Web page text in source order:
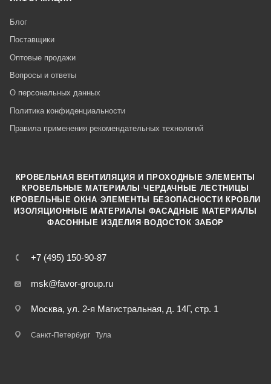
Блог
Поставщики
Оптовые продажи
Вопросы и ответы
О персональных данных
Политика конфиденциальности
Правила применения рекомендательных технологий
+7 (495) 150-90-87
msk@favor-group.ru
Москва, ул. 2-я Магистральная, д. 14Г, стр. 1
Санкт-Петербург Тула
КРОВЕЛЬНАЯ ВЕНТИЛЯЦИЯ И ПРОХОДНЫЕ ЭЛЕМЕНТЫ
КРОВЕЛЬНЫЕ МАТЕРИАЛЫ ·ЧЕРДАЧНЫЕ ЛЕСТНИЦЫ
КРОВЕЛЬНЫЕ ОКНА ·ЭЛЕМЕНТЫ БЕЗОПАСНОСТИ КРОВЛИ
ИЗОЛЯЦИОННЫЕ МАТЕРИАЛЫ ·ФАСАДНЫЕ МАТЕРИАЛЫ
ФАСОННЫЕ ИЗДЕЛИЯ ·ВОДОСТОК ·ЗАБОР